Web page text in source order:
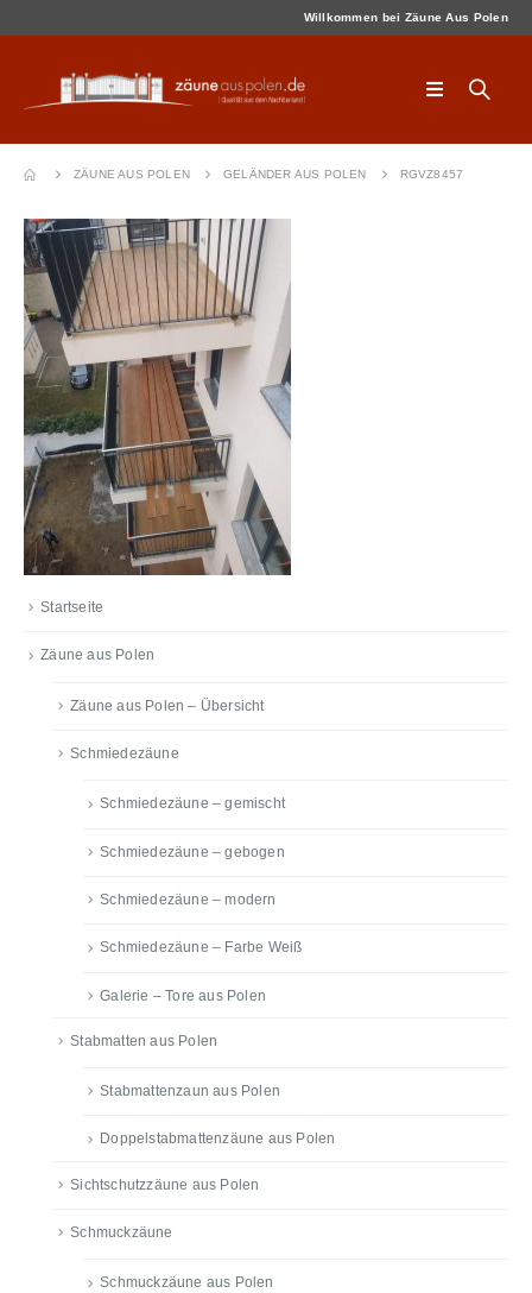
Willkommen bei Zäune Aus Polen
ZÄUNE AUS POLEN GELÄNDER AUS POLEN RGVZ8457
Startseite
Zäune aus Polen
Zäune aus Polen – Übersicht
Schmiedezäune
Schmiedezäune – gemischt
Schmiedezäune – gebogen
Schmiedezäune – modern
Schmiedezäune – Farbe Weiß
Galerie – Tore aus Polen
Stabmatten aus Polen
Stabmattenzaun aus Polen
Doppelstabmattenzäune aus Polen
Sichtschutzzäune aus Polen
Schmuckzäune
Schmuckzäune aus Polen